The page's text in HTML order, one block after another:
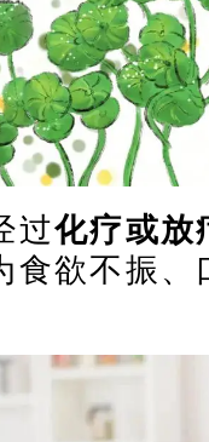
过化疗或放
食欲不振